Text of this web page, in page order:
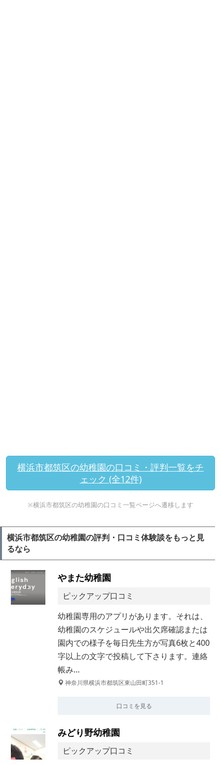
横浜市都筑区の幼稚園の口コミ・評判一覧をチ
ェック (全12件)
※横浜市都筑区の幼稚園の口コミ一覧ページへ遷移します
横浜市都筑区の幼稚園の評判・口コミ体験談をもっと見
るなら
やまた幼稚園
ピックアップ口コミ
幼稚園専用のアプリがあります。それは、
幼稚園のスケジュールや出欠席確認または
園内での様子を毎日先生方が写真6枚と400
字以上の文字で投稿して下さります。連絡
帳み…
神奈川県横浜市都筑区東山田町351-1
口コミを見る
みどり野幼稚園
ピックアップ口コミ